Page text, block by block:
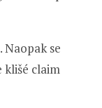
se
klišé claim